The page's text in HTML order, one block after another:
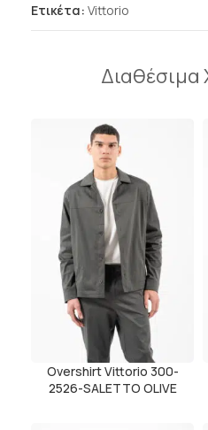
Ετικέτα: Vittorio
Overshirt Vittorio 300-
2526-SALETTO OLIVE